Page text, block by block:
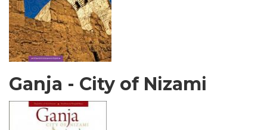
Ganja - City of Nizami